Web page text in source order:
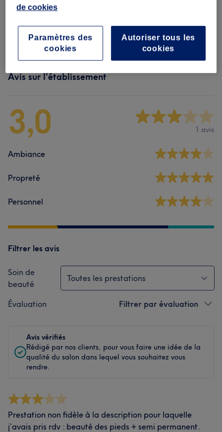
Beauté Des Pieds
Manucure (1) à partir de 40 €
Avis sur l'établissement
3,0 1 avis
Ambiance
Propreté
Personnel
Filtrer les avis
Soin de
beauté
Toutes les prestations
Évaluation Filtrer par évaluation
Avis vérifiés
Rédigé par nos clients, pour vous faire une idée de la
qualité du salon dans lequel vous souhaitez vous
rendre.
Prestation non fidèle à la description pour laquelle
j’avais pris rdv : beauté des pieds + semi permanent.
de cookies
Autoriser tous les
cookies
Paramètres des
cookies